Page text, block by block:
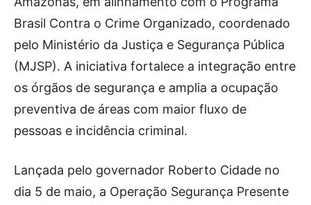
Brasil Contra o Crime Organizado, coordenado
pelo Ministério da Justiça e Segurança Pública
(MJSP). A iniciativa fortalece a integração entre
os órgãos de segurança e amplia a ocupação
preventiva de áreas com maior fluxo de
pessoas e incidência criminal.
Lançada pelo governador Roberto Cidade no
dia 5 de maio, a Operação Segurança Presente